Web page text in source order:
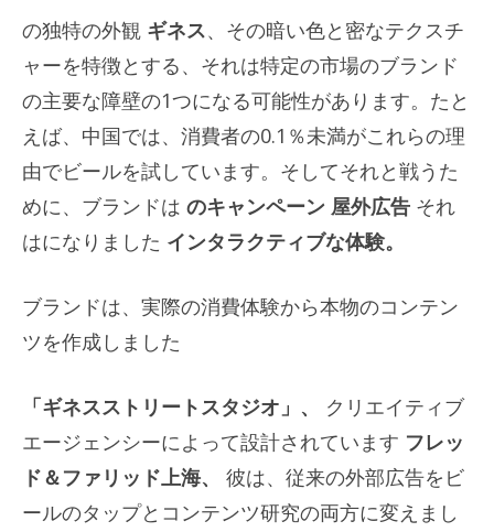
の独特の外観 ギネス、その暗い色と密なテクスチ
ャーを特徴とする、それは特定の市場のブランド
の主要な障壁の1つになる可能性があります。たと
えば、中国では、消費者の0.1％未満がこれらの理
由でビールを試しています。そしてそれと戦うた
めに、ブランドは のキャンペーン 屋外広告 それ
はになりました インタラクティブな体験。
ブランドは、実際の消費体験から本物のコンテン
ツを作成しました
「ギネスストリートスタジオ」、
クリエイティブ
エージェンシーによって設計されています フレッ
ド＆ファリッド上海、 彼は、従来の外部広告をビ
ールのタップとコンテンツ研究の両方に変えまし